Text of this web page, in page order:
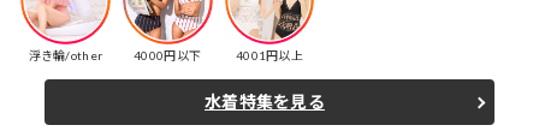
浮き輪/other 4000円以下 4001円以上
水着特集を見る